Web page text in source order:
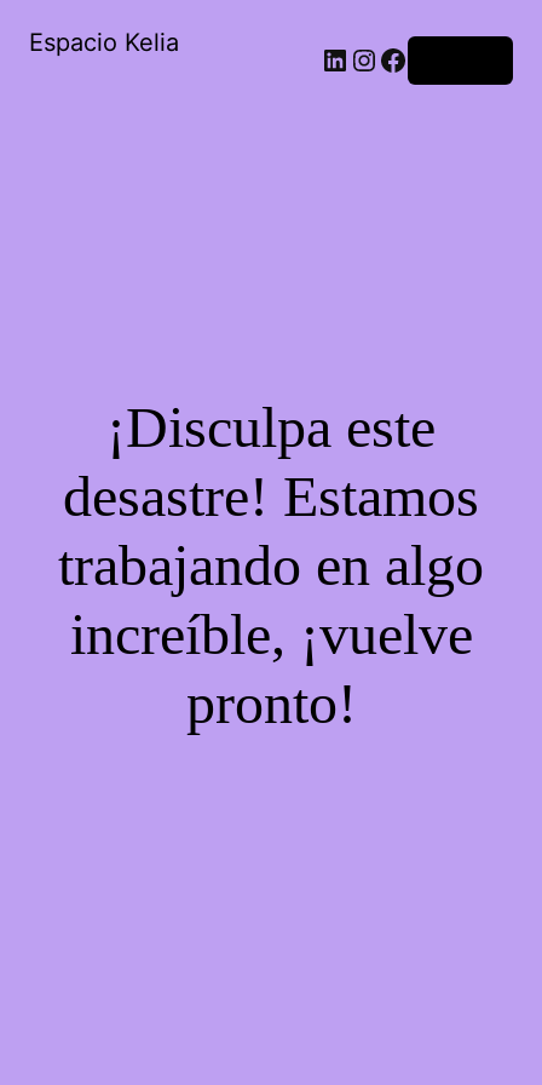
Espacio Kelia
¡Disculpa este
desastre! Estamos
trabajando en algo
increíble, ¡vuelve
pronto!